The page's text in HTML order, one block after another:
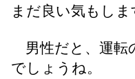
まだ良い気もしま
男性だと、運転
でしょうね。